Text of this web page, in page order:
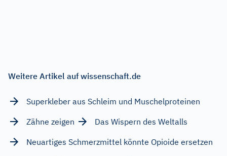
Weitere Artikel auf wissenschaft.de
Superkleber aus Schleim und Muschelproteinen
Zähne zeigen
Das Wispern des Weltalls
Neuartiges Schmerzmittel könnte Opioide ersetzen